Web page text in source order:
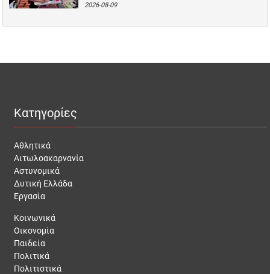
2026-08-09
Κατηγορίες
Αθλητικά
Αιτωλοακαρνανία
Αστυνομικά
Δυτική Ελλάδα
Εργασία
Κοινωνικά
Οικονομία
Παιδεία
Πολιτικά
Πολιτιστικά